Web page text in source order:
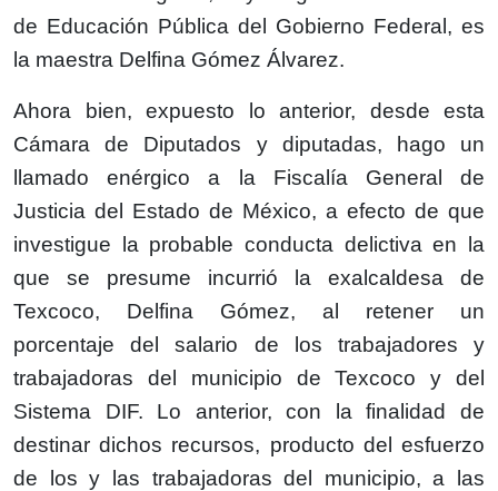
de Educación Pública del Gobierno Federal, es
la maestra Delfina Gómez Álvarez.
Ahora bien, expuesto lo anterior, desde esta
Cámara de Diputados y diputadas, hago un
llamado enérgico a la Fiscalía General de
Justicia del Estado de México, a efecto de que
investigue la probable conducta delictiva en la
que se presume incurrió la exalcaldesa de
Texcoco, Delfina Gómez, al retener un
porcentaje del salario de los trabajadores y
trabajadoras del municipio de Texcoco y del
Sistema DIF. Lo anterior, con la finalidad de
destinar dichos recursos, producto del esfuerzo
de los y las trabajadoras del municipio, a las